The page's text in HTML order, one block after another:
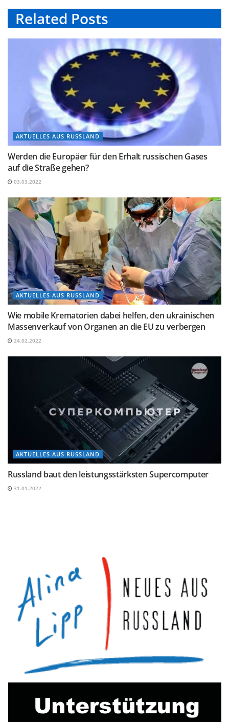
Related Posts
AKTUELLES AUS RUSSLAND
Werden die Europäer für den Erhalt russischen Gases
auf die Straße gehen?
03.03.2022
AKTUELLES AUS RUSSLAND
Wie mobile Krematorien dabei helfen, den ukrainischen
Massenverkauf von Organen an die EU zu verbergen
24.02.2022
AKTUELLES AUS RUSSLAND
Russland baut den leistungsstärksten Supercomputer
31.01.2022